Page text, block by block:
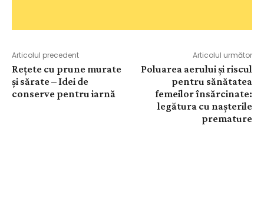
Articolul precedent
Rețete cu prune murate
și sărate – Idei de
conserve pentru iarnă
Articolul următor
Poluarea aerului și riscul
pentru sănătatea
femeilor însărcinate:
legătura cu nașterile
premature